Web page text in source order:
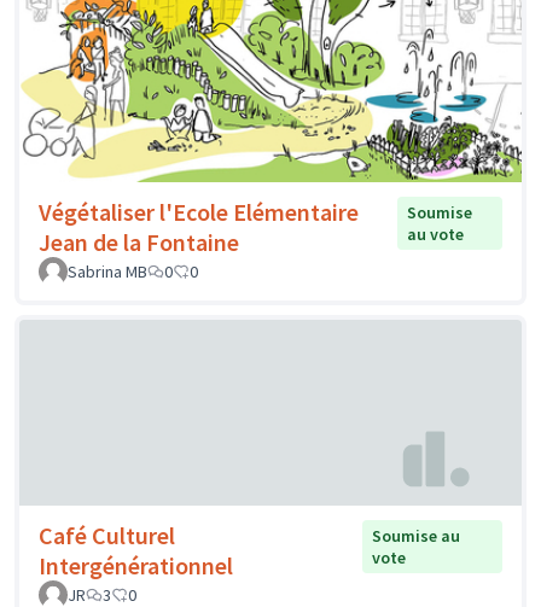
Végétaliser l'Ecole Elémentaire
Jean de la Fontaine
Soumise
au vote
Sabrina MB
0 0
Café Culturel
Intergénérationnel
Soumise au
vote
JR
3 0